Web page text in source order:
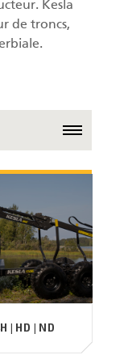
Kesla
de troncs,
| HD | ND